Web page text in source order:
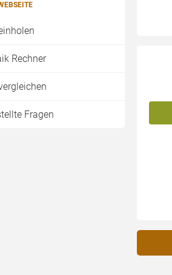
Rechner
Fragen